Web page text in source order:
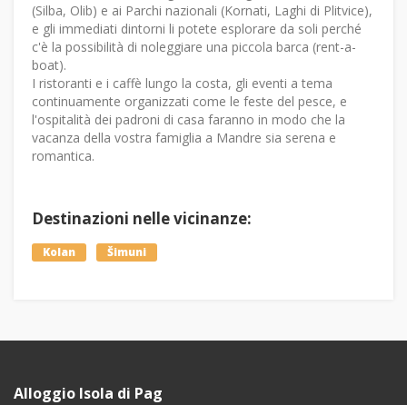
(Silba, Olib) e ai Parchi nazionali (Kornati, Laghi di Plitvice),
e gli immediati dintorni li potete esplorare da soli perché
c'è la possibilità di noleggiare una piccola barca (rent-a-
boat).
I ristoranti e i caffè lungo la costa, gli eventi a tema
continuamente organizzati come le feste del pesce, e
l'ospitalità dei padroni di casa faranno in modo che la
vacanza della vostra famiglia a Mandre sia serena e
romantica.
Destinazioni nelle vicinanze:
Kolan Šimuni
Alloggio Isola di Pag